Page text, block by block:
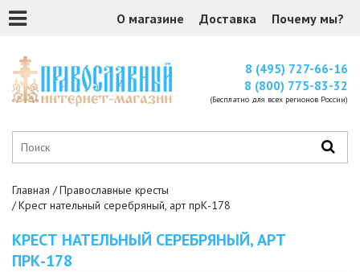
О магазине Доставка Почему мы?
8 (495) 727-66-16
8 (800) 775-83-32
(Бесплатно для всех регионов России)
Главная
Православные кресты
Крест нательный серебряный, арт прК-178
КРЕСТ НАТЕЛЬНЫЙ СЕРЕБРЯНЫЙ, АРТ
ПРК-178